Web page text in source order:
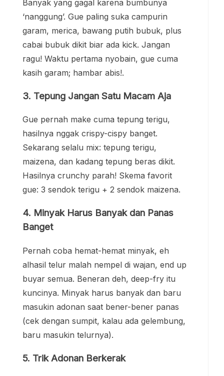
Banyak yang gagal karena bumbunya
‘nanggung’. Gue paling suka campurin
garam, merica, bawang putih bubuk, plus
cabai bubuk dikit biar ada kick. Jangan
ragu! Waktu pertama nyobain, gue cuma
kasih garam; hambar abis!.
3. Tepung Jangan Satu Macam Aja
Gue pernah make cuma tepung terigu,
hasilnya nggak crispy-cispy banget.
Sekarang selalu mix: tepung terigu,
maizena, dan kadang tepung beras dikit.
Hasilnya crunchy parah! Skema favorit
gue: 3 sendok terigu + 2 sendok maizena.
4. Minyak Harus Banyak dan Panas
Banget
Pernah coba hemat-hemat minyak, eh
alhasil telur malah nempel di wajan, end up
buyar semua. Beneran deh, deep-fry itu
kuncinya. Minyak harus banyak dan baru
masukin adonan saat bener-bener panas
(cek dengan sumpit, kalau ada gelembung,
baru masukin telurnya).
5. Trik Adonan Berkerak